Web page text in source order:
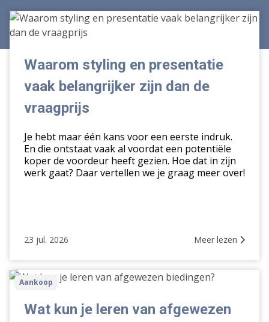
Waarom
styling
en
presentatie
belangrijker
zijn
vraagprijs
Waarom styling en presentatie
vaak belangrijker zijn dan de
vraagprijs
Je hebt maar één kans voor een eerste indruk.
En die ontstaat vaak al voordat een potentiële
koper de voordeur heeft gezien. Hoe dat in zijn
werk gaat? Daar vertellen we je graag meer over!
23 jul. 2026 Meer lezen
WatAankoop
Wat kun je leren van afgewezen